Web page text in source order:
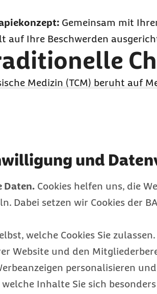
und
Daten. Cookies helfen uns, die
Dabei setzen wir Cookies der
welche Cookies Sie
Website und den
personalisieren
Inhalte Sie sich
Gemeinsam mit
auf Ihre Beschwerden
Medizin (TCM) beruht auf
(z. B. Qigong)
(z. B. Shiatsu und Tuina)